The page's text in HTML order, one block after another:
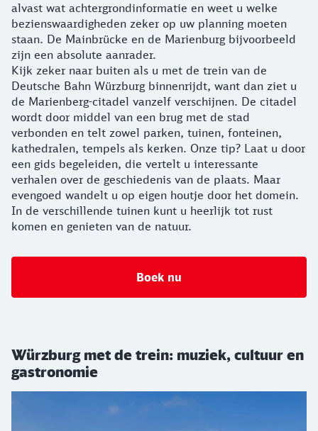
alvast wat achtergrondinformatie en weet u welke
bezienswaardigheden zeker op uw planning moeten
staan. De Mainbrücke en de Marienburg bijvoorbeeld
zijn een absolute aanrader.
Kijk zeker naar buiten als u met de trein van de
Deutsche Bahn Würzburg binnenrijdt, want dan ziet u
de Marienberg-citadel vanzelf verschijnen. De citadel
wordt door middel van een brug met de stad
verbonden en telt zowel parken, tuinen, fonteinen,
kathedralen, tempels als kerken. Onze tip? Laat u door
een gids begeleiden, die vertelt u interessante
verhalen over de geschiedenis van de plaats. Maar
evengoed wandelt u op eigen houtje door het domein.
In de verschillende tuinen kunt u heerlijk tot rust
komen en genieten van de natuur.
Boek nu
Würzburg met de trein: muziek, cultuur en
gastronomie